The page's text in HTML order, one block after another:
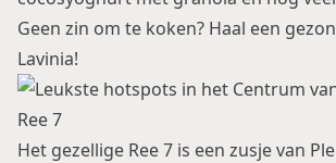
Geen zin om te koken? Haal een
Lavinia!
Ree 7
Het gezellige Ree 7 is een zusje van